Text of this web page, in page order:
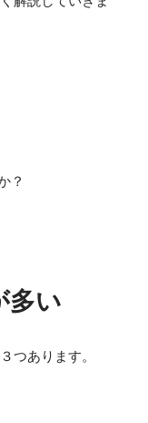
？
多い
つあります。